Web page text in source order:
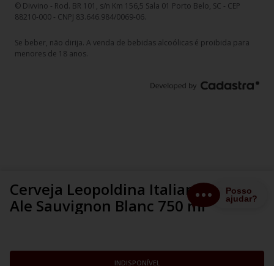
Cerveja Leopoldina Italian Grape
Ale Sauvignon Blanc 750 ml
INDISPONÍVEL
© Divvino - Rod. BR 101, s/n Km 156,5 Sala 01 Porto Belo, SC - CEP
88210-000 - CNPJ 83.646.984/0069-06.
Se beber, não dirija. A venda de bebidas alcoólicas é proibida para
menores de 18 anos.